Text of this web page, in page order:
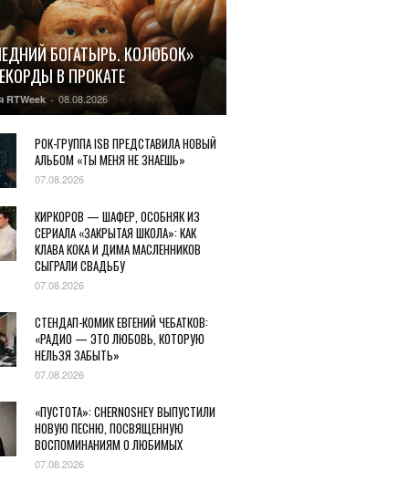
БОГАТЫРЬ. КОЛОБОК»
В ПРОКАТЕ
RTWeek - 08.08.2026
РОК-ГРУППА ISB ПРЕДСТАВИЛА НОВЫЙ
АЛЬБОМ «ТЫ МЕНЯ НЕ ЗНАЕШЬ»
07.08.2026
КИРКОРОВ — ШАФЕР, ОСОБНЯК ИЗ
СЕРИАЛА «ЗАКРЫТАЯ ШКОЛА»: КАК
КЛАВА КОКА И ДИМА МАСЛЕННИКОВ
СЫГРАЛИ СВАДЬБУ
07.08.2026
СТЕНДАП-КОМИК ЕВГЕНИЙ ЧЕБАТКОВ:
«РАДИО — ЭТО ЛЮБОВЬ, КОТОРУЮ
НЕЛЬЗЯ ЗАБЫТЬ»
07.08.2026
«ПУСТОТА»: CHERNOSHEY ВЫПУСТИЛИ
НОВУЮ ПЕСНЮ, ПОСВЯЩЕННУЮ
ВОСПОМИНАНИЯМ О ЛЮБИМЫХ
07.08.2026